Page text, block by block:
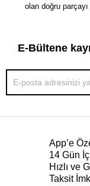
olan doğru parçayı
E-Bültene
App’e
14 Gün
Hızlı ve
Taksit